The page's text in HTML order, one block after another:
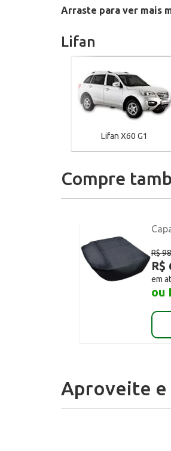
Arraste para ver mais
Lifan
Lifan X60 G1
Compre
R$
R$
em
ou
Aproveite e